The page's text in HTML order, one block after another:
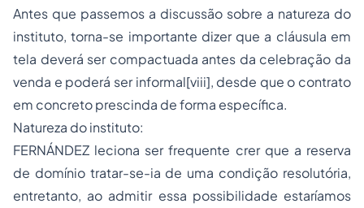
Antes que passemos a discussão sobre a natureza do
instituto, torna-se importante dizer que a cláusula em
tela deverá ser compactuada antes da celebração da
venda e poderá ser informal[viii], desde que o contrato
em concreto prescinda de forma específica.
Natureza do instituto:
FERNÁNDEZ leciona ser frequente crer que a reserva
de domínio tratar-se-ia de uma condição resolutória,
entretanto, ao admitir essa possibilidade estaríamos